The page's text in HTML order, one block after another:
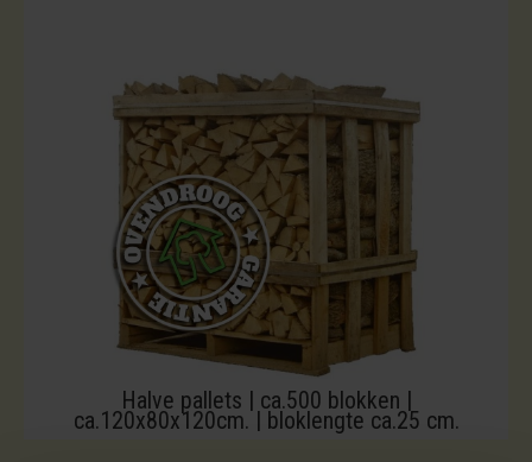
Halve pallets | ca.500 blokken |
ca.120x80x120cm. | bloklengte ca.25 cm.